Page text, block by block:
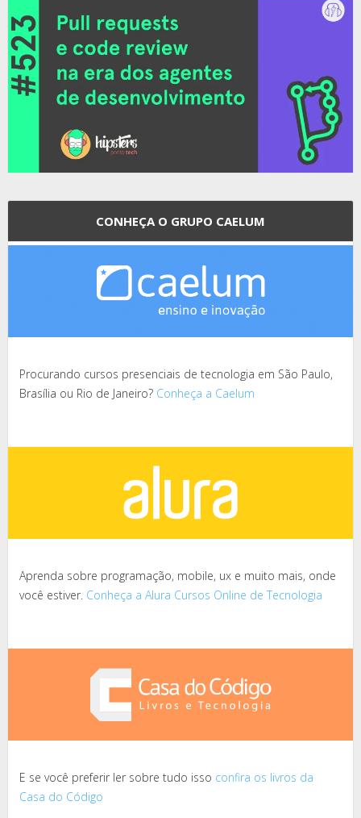
CONHEÇA O GRUPO CAELUM
Procurando cursos presenciais de tecnologia em São Paulo,
Brasília ou Rio de Janeiro? Conheça a Caelum
Aprenda sobre programação, mobile, ux e muito mais, onde
você estiver. Conheça a Alura Cursos Online de Tecnologia
E se você preferir ler sobre tudo isso confira os livros da
Casa do Código